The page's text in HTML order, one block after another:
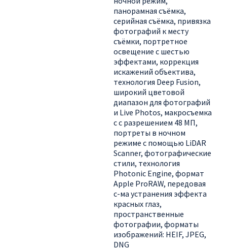
панорамная съёмка,
серийная съëмка, привязка
фотографий к месту
съёмки, портретное
освещение с шестью
эффектами, коррекция
искажений объектива,
технология Deep Fusion,
широкий цветовой
диапазон для фотографий
и Live Photos, макросъемка
с с разрешением 48 МП,
портреты в ночном
режиме с помощью LiDAR
Scanner, фотографические
стили, технология
Photonic Engine, формат
Apple ProRAW, передовая
с-ма устранения эффекта
красных глаз,
пространственные
фотографии, форматы
изображений: HEIF, JPEG,
DNG